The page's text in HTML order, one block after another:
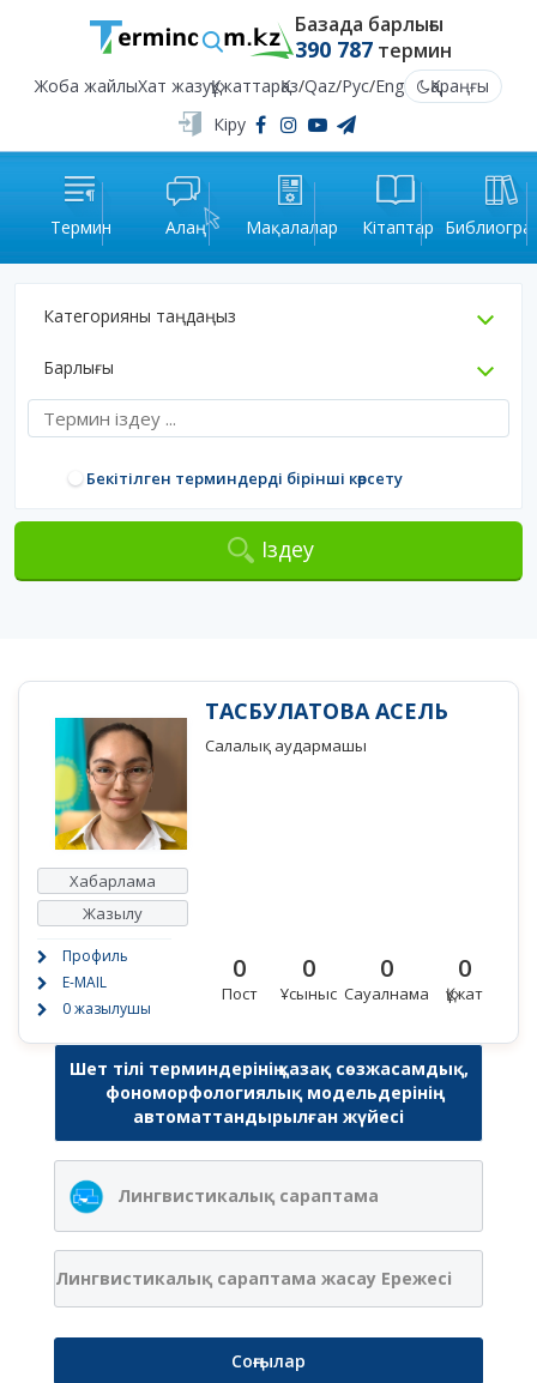
Базада барлығы
390 787термин
Жоба жайлыХат жазуҚұжаттарҚаз/Qaz/Рус/Eng
Қараңғы
Кіру
Термин Алаң Мақалалар Кітаптар
Категорияны таңдаңыз
Барлығы
Бекітілген терминдерді бірінші көрсету
Іздеу
Хабарлама
Жазылу
Профиль
E-MAIL
0 жазылушы
ТАСБУЛАТОВА АСЕЛЬ
Салалық аудармашы
0
Пост
0
Ұсыныс
0
Сауалнама
0
Құжат
Шет тілі терминдерінің қазақ сөзжасамдық,
фономорфологиялық модельдерінің
автоматтандырылған жүйесі
Лингвистикалық сараптама
Лингвистикалық сараптама жасау Ережесі
Соңғылар